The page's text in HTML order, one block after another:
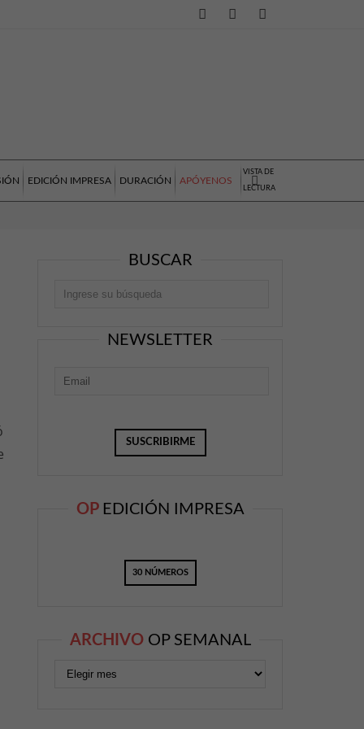
EDICIÓN IMPRESA DURACIÓN APÓYENOS
VISTA DE
LECTURA
BUSCAR
NEWSLETTER
OP EDICIÓN IMPRESA
30 NÚMEROS
ARCHIVO OP SEMANAL